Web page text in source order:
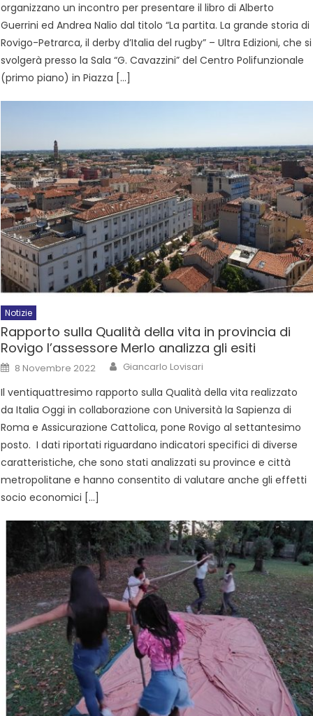
organizzano un incontro per presentare il libro di Alberto
Guerrini ed Andrea Nalio dal titolo “La partita. La grande storia di
Rovigo-Petrarca, il derby d’Italia del rugby” – Ultra Edizioni, che si
svolgerà presso la Sala “G. Cavazzini” del Centro Polifunzionale
(primo piano) in Piazza […]
Notizie
Rapporto sulla Qualità della vita in provincia di
Rovigo l’assessore Merlo analizza gli esiti
8 Novembre 2022 Giancarlo Lovisari
Il ventiquattresimo rapporto sulla Qualità della vita realizzato
da Italia Oggi in collaborazione con Università la Sapienza di
Roma e Assicurazione Cattolica, pone Rovigo al settantesimo
posto. I dati riportati riguardano indicatori specifici di diverse
caratteristiche, che sono stati analizzati su province e città
metropolitane e hanno consentito di valutare anche gli effetti
socio economici […]